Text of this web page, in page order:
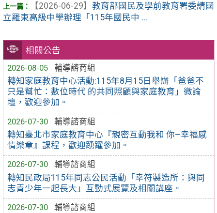
相關公告
2026-08-05
輔導諮商組
轉知家庭教育中心活動:115年8月15日舉辦「爸爸不
只是幫忙：數位時代 的共同照顧與家庭教育」微論
壇，歡迎參加。
2026-07-30
輔導諮商組
轉知臺北市家庭教育中心『親密互動我和 你–幸福感
情樂章』課程，歡迎踴躍參加。
2026-07-30
輔導諮商組
轉知民政局115年同志公民活動「幸符製造所：與同
志青少年一起長大」互動式展覽及相關講座。
2026-07-30
輔導諮商組
【2026-06-29】 教育部國民及學前教育署委請國
立羅東高級中學辦理「115年國民中 ...